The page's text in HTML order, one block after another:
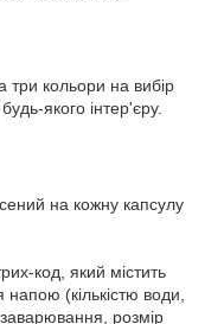
три кольори на вибір
якого інтер'єру.
на кожну капсулу
код, який містить
(кількістю води,
розмір